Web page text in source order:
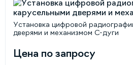
Установка цифровой
дверями и механизмом С-дуги
Цена по запросу